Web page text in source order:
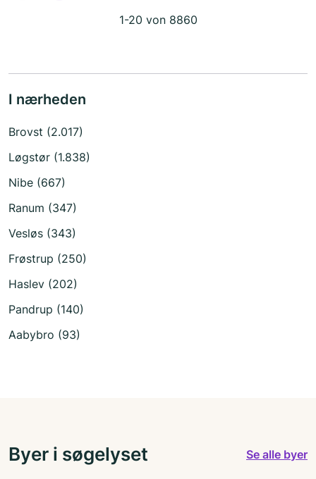
1-20 von 8860
I nærheden
Brovst (2.017)
Løgstør (1.838)
Nibe (667)
Ranum (347)
Vesløs (343)
Frøstrup (250)
Haslev (202)
Pandrup (140)
Aabybro (93)
Byer i søgelyset Se alle byer